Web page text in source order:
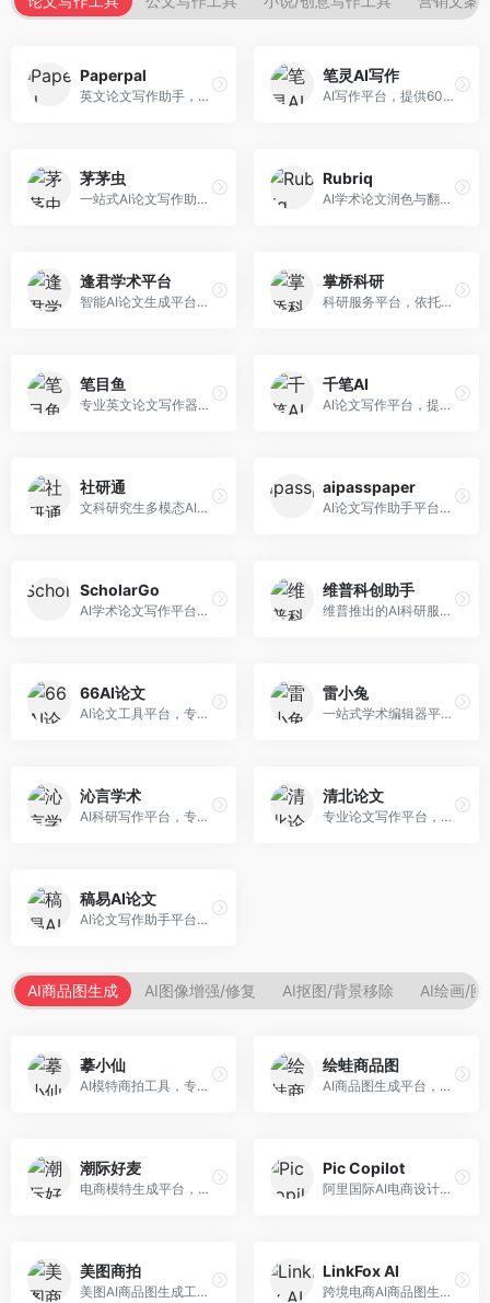
Paperpal
英文论文写作助手，专注于学术英语润色。面向需要发表国际期刊的研究者，提供语法检查、学术表达优化、格式规范等服务，英语表达地道专业。
笔灵AI写作
AI写作平台，提供600+写作模板。面向学生、职场人士和内容创作者，支持论文、公文、营销文案等多种文体，模板丰富，一键生成，写作效率大幅提升。
茅茅虫
一站式AI论文写作助手，覆盖学术写作全场景。面向高校学生和科研人员，提供开题报告、文献综述、论文正文等写作服务，支持多学科多类型论文，操作简便。
Rubriq
AI学术论文润色与翻译平台。面向国际期刊投稿者，提供论文润色、翻译、格式调整等服务，支持多语言，学术表达专业规范。
逢君学术平台
智能AI论文生成平台，支持查重检测。面向高校学生和研究人员，提供论文选题、内容生成、查重修改等一站式服务，学术写作流程完整。
掌桥科研
科研服务平台，依托3亿+真实文献数据库。面向学术研究者和学生，提供文献检索、论文写作、科研数据分析等服务，文献资源丰富，学术支持专业。
笔目鱼
专业英文论文写作器，支持学术论文全流程。面向留学生和国际期刊投稿者，提供英文论文撰写、润色、格式调整等服务，学术英语表达规范。
千笔AI
AI论文写作平台，提供无限改稿服务。面向高校学生和学术研究者，支持论文选题、大纲生成、内容撰写、查重修改等全流程服务，改稿次数不限，服务质量有保障。
社研通
文科研究生多模态AI学术写作平台。面向文科研究生和社科研究者，提供文献综述、理论分析、定性研究辅助等服务，文科研究方法论支持完善。
aipasspaper
AI论文写作助手平台，提供智能化的学术写作支持。面向大学生和研究人员，支持多种学科论文生成，提供参考文献管理和格式规范服务，写作效率高。
ScholarGo
AI学术论文写作平台，专注于理工科领域的逻辑构建。面向理工科研究生和科研工作者，提供公式编辑、数据分析、论文结构优化等服务，理工科写作逻辑严谨。
维普科创助手
维普推出的AI科研服务平台，整合学术资源与智能写作。面向科研人员和高校师生，提供文献检索、论文写作、查重检测等一站式服务，学术资源权威可靠。
66AI论文
AI论文工具平台，专注于高质量低查重论文生成。面向大学生和研究生，提供论文写作、降重修改等服务，生成内容原创度高，查重率低。
雷小兔
一站式学术编辑器平台，覆盖论文写作全流程。面向高校学生和科研人员，提供选题分析、文献检索、论文生成、查重降重等服务，操作流程清晰，学术写作效率显著提升。
沁言学术
AI科研写作平台，专注于学术研究辅助。面向研究生和科研工作者，提供文献分析、研究方法指导、论文撰写等服务，学术资源丰富，研究支持全面。
清北论文
专业论文写作平台，依托高校学术资源。面向本科生和研究生，提供论文指导、写作辅助、查重检测等服务，学术规范性强，适合追求高质量论文的用户。
稿易AI论文
AI论文写作助手平台，提供智能化学术写作支持。面向高校学生，支持多种论文类型生成，提供参考文献管理和格式规范服务，操作流程简单。
AI商品图生成 AI图像增强/修复 AI抠图/背景移除 AI绘画/图
摹小仙
AI模特商拍工具，专注于服装电商。面向服装电商卖家，提供虚拟模特试穿、商品展示图生成等服务，模特形象多样，拍摄成本低。
绘蛙商品图
AI商品图生成平台，支持模特换装和场景生成。面向电商卖家，提供商品上身效果展示、场景化商品图生成等服务，电商营销效果显著。
潮际好麦
电商模特生成平台，支持AI虚拟模特创作。面向服装和配饰电商，提供模特试穿、商品展示、营销素材生成等服务，模特形象可定制。
Pic Copilot
阿里国际AI电商设计工具，专注于跨境电商。面向跨境电商卖家，提供商品图优化、营销海报生成、多语言适配等服务，海外市场适配性强。
美图商拍
美图AI商品图生成工具，整合美图生态。面向电商卖家，提供商品图美化、模特替换、场景生成等服务，移动端操作便捷。
LinkFox AI
跨境电商AI商品图生成工具。面向跨境电商卖家，支持多语言商品图生成、模特替换、场景优化等服务，适配海外电商平台需求。